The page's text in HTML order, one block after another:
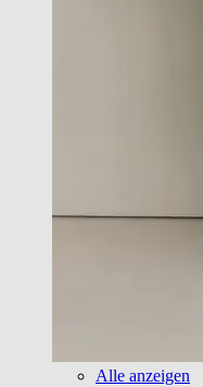
Alle anzeigen